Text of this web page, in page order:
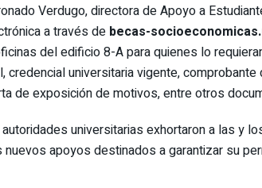
Verdugo, directora de Apoyo a
a través de becas-
del edificio 8-A para quienes lo
credencial universitaria vigente,
de exposición de motivos, entre otros
autoridades universitarias exhortaron a las y
apoyos destinados a garantizar su